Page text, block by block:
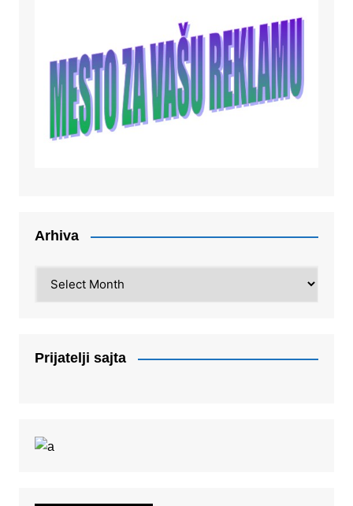
Arhiva
Prijatelji sajta